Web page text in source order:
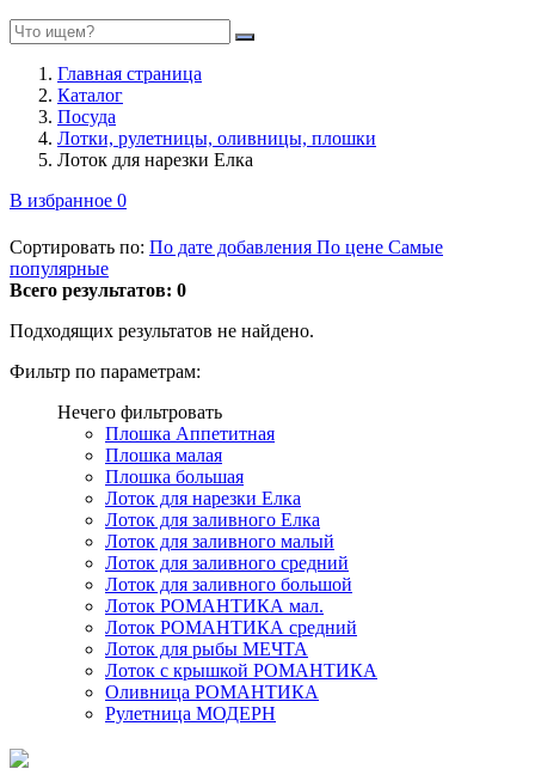
Главная страница
Каталог
Посуда
Лотки, рулетницы, оливницы, плошки
Лоток для нарезки Елка
В избранное 0
Сортировать по: По дате добавления По цене Самые
популярные
Всего результатов: 0
Подходящих результатов не найдено.
Фильтр по параметрам:
Нечего фильтровать
Плошка Аппетитная
Плошка малая
Плошка большая
Лоток для нарезки Елка
Лоток для заливного Елка
Лоток для заливного малый
Лоток для заливного средний
Лоток для заливного большой
Лоток РОМАНТИКА мал.
Лоток РОМАНТИКА средний
Лоток для рыбы МЕЧТА
Лоток с крышкой РОМАНТИКА
Оливница РОМАНТИКА
Рулетница МОДЕРН